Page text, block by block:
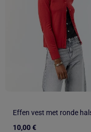
Effen vest met ronde
10,00 €